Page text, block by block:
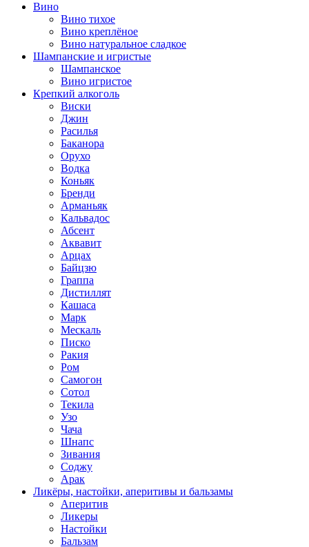
Вино
Вино тихое
Вино креплёное
Вино натуральное сладкое
Шампанские и игристые
Шампанское
Вино игристое
Крепкий алкоголь
Виски
Джин
Расилья
Баканора
Орухо
Водка
Коньяк
Бренди
Арманьяк
Кальвадос
Абсент
Аквавит
Арцах
Байцзю
Граппа
Дистиллят
Кашаса
Марк
Мескаль
Писко
Ракия
Ром
Самогон
Сотол
Текила
Узо
Чача
Шнапс
Зивания
Соджу
Арак
Ликёры, настойки, аперитивы и бальзамы
Аперитив
Ликеры
Настойки
Бальзам